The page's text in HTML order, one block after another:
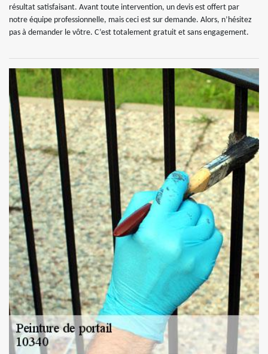
résultat satisfaisant. Avant toute intervention, un devis est offert par
notre équipe professionnelle, mais ceci est sur demande. Alors, n’hésitez
pas à demander le vôtre. C’est totalement gratuit et sans engagement.